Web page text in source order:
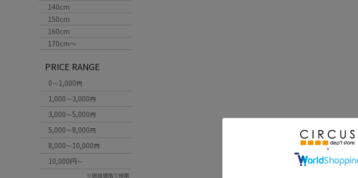
140cm
150cm
160cm
170cm〜
PRICE RANGE
0～1,000円
1,000～3,000円
3,000～5,000円
5,000～8,000円
8,000～10,000円
10,000円～
※税抜価格で検索